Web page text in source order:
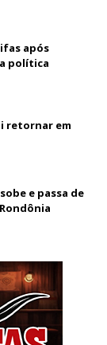
após
política
retornar em
e passa de